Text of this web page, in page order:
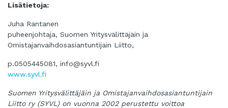
Lisätietoja:
Juha Rantanen
puheenjohtaja, Suomen Yritysvälittäjäin ja
Omistajanvaihdosasiantuntijain Liitto,
p.0505445081, info@syvl.fi
www.syvl.fi
Suomen Yritysvälittäjäin ja Omistajanvaihdosasiantuntijain
Liitto ry (SYVL) on vuonna 2002 perustettu voittoa